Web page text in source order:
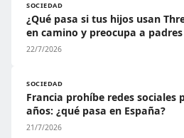
SOCIEDAD
¿Qué pasa si tus hijos usan
en camino y preocupa a padres
22/7/2026
SOCIEDAD
Francia prohíbe redes sociales
años: ¿qué pasa en España?
21/7/2026